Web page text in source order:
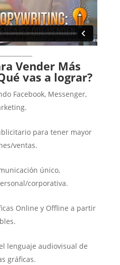
Vender Más
vas a lograr?
Facebook, Messenger,
para tener mayor
ventas.
único,
corporativa.
Online y Offline a partir
lenguaje audiovisual de
gráficas.